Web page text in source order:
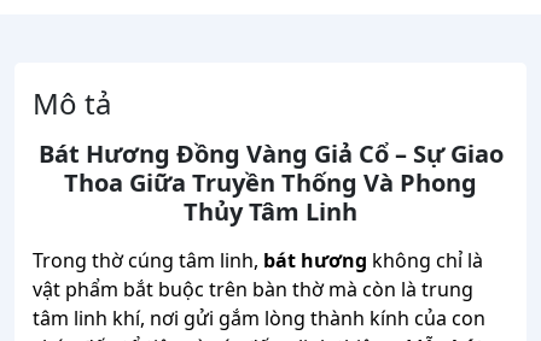
Mô tả
Bát Hương Đồng Vàng Giả Cổ – Sự Giao
Thoa Giữa Truyền Thống Và Phong
Thủy Tâm Linh
Trong thờ cúng tâm linh, bát hương không chỉ là
vật phẩm bắt buộc trên bàn thờ mà còn là trung
tâm linh khí, nơi gửi gắm lòng thành kính của con